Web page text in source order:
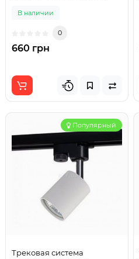
В наличии
0
660 грн
Популярный
Трековая система